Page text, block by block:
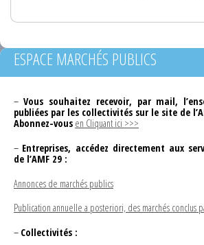
ESPACE MARCHÉS PUBLICS
– Vous souhaitez recevoir, par mail,
publiées par les collectivités sur le site de
Abonnez-vous en Cliquant ici >>>
– Entreprises, accédez directement aux
de l’AMF 29 :
Annonces de marchés publics
Publication annuelle a posteriori, des marchés conclus
– Collectivités :